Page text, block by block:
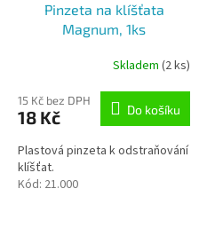
Pinzeta na klíšťata
Magnum, 1ks
Skladem (2 ks)
15 Kč bez DPH
18 Kč Do košíku
Plastová pinzeta k odstraňování
klíšťat.
Kód: 21.000